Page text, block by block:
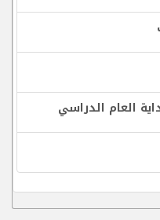
العام الدراسي